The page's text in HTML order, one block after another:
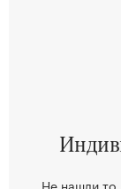
Не нашли